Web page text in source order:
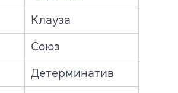
Клауза
Союз
Детерминатив